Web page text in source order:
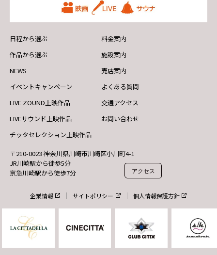
〒210-0023 神奈川県川崎市川崎区小川町4-1
JR川崎駅から徒歩5分
京急川崎駅から徒歩7分
アクセス
日程から選ぶ
作品から選ぶ
NEWS
イベントキャンペーン
LIVE ZOUND上映作品
LIVEサウンド上映作品
チッタセレクション上映作品
料金案内
施設案内
売店案内
よくある質問
交通アクセス
お問い合わせ
企業情報 サイトポリシー 個人情報保護方針